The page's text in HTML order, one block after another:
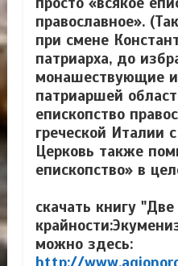
православное».
при смене
патриарха, до
монашествующие
патриаршей
епископство
греческой Италии
Церковь также
епископство» в
скачать книгу "Две
можно здесь: